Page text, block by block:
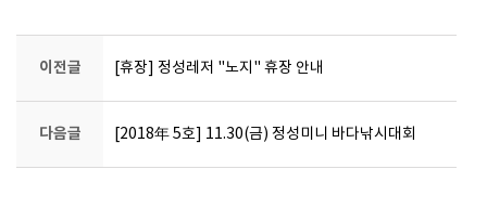
이전글 [휴장] 정성레저 "노지" 휴장 안내
다음글 [2018年 5호] 11.30(금) 정성미니 바다낚시대회